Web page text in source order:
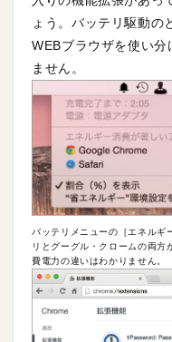
ょう。バッテリ駆動の
WEBブラウザを使い
ません。
バッテリメニューの［エネルギ
リとグーグル・クロームの両方
費電力の違いはわかりません。